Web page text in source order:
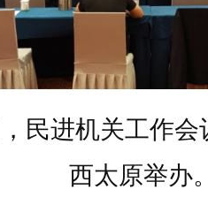
民进机关工作
西太原举办